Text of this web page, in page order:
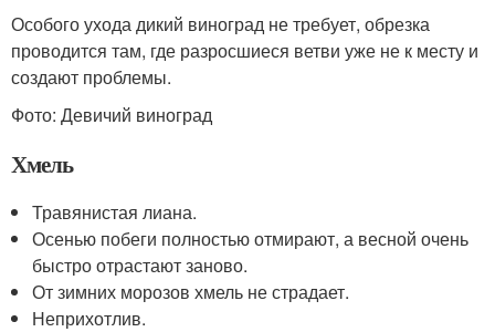
Особого ухода дикий виноград не требует, обрезка
проводится там, где разросшиеся ветви уже не к месту и
создают проблемы.
Фото: Девичий виноград
Хмель
Травянистая лиана.
Осенью побеги полностью отмирают, а весной очень
быстро отрастают заново.
От зимних морозов хмель не страдает.
Неприхотлив.